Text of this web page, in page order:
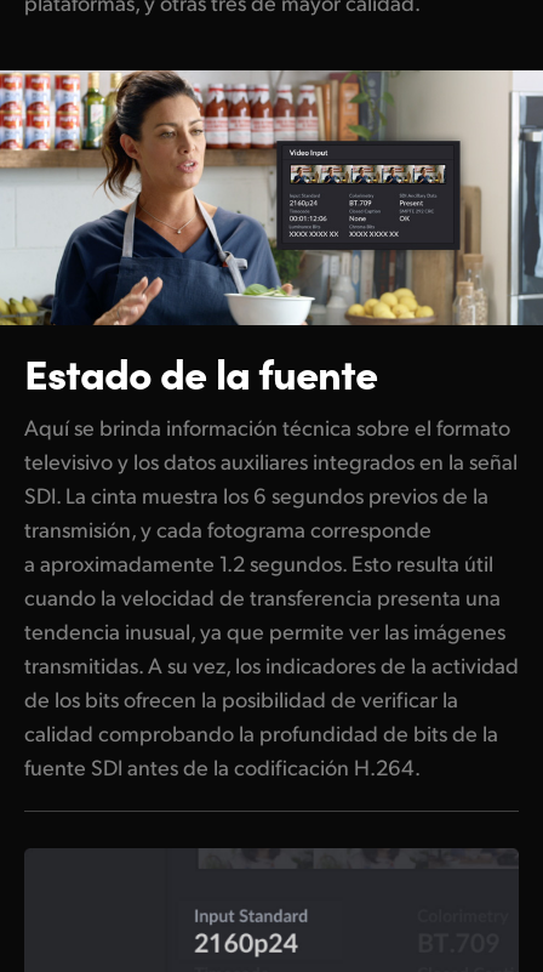
Estado de la fuente
Aquí se brinda información técnica sobre el formato
televisivo y los datos auxiliares integrados en la señal
SDI. La cinta muestra los 6 segundos previos de la
transmisión, y cada fotograma corresponde
a aproximadamente 1.2 segundos. Esto resulta útil
cuando la velocidad de transferencia presenta una
tendencia inusual, ya que permite ver las imágenes
transmitidas. A su vez, los indicadores de la actividad
de los bits ofrecen la posibilidad de verificar la
calidad comprobando la profundidad de bits de la
fuente SDI antes de la codificación H.264.